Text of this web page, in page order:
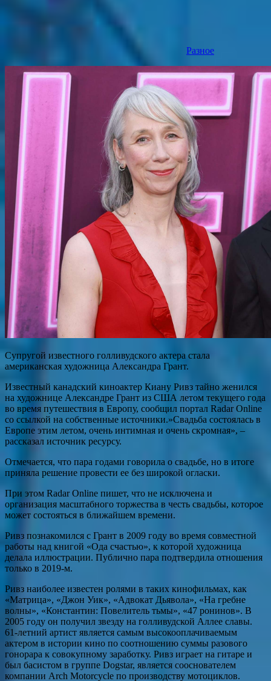
Разное
Супругой известного голливудского актера стала
американская художница Александра Грант.
Известный канадский киноактер Киану Ривз тайно женился
на художнице Александре Грант из США летом текущего года
во время путешествия в Европу, сообщил портал Radar Online
со ссылкой на собственные источники.»Свадьба состоялась в
Европе этим летом, очень интимная и очень скромная», –
рассказал источник ресурсу.
Отмечается, что пара годами говорила о свадьбе, но в итоге
приняла решение провести ее без широкой огласки.
При этом Radar Online пишет, что не исключена и
организация масштабного торжества в честь свадьбы, которое
может состояться в ближайшем времени.
Ривз познакомился с Грант в 2009 году во время совместной
работы над книгой «Ода счастью», к которой художница
делала иллюстрации. Публично пара подтвердила отношения
только в 2019-м.
Ривз наиболее известен ролями в таких кинофильмах, как
«Матрица», «Джон Уик», «Адвокат Дьявола», «На гребне
волны», «Константин: Повелитель тьмы», «47 ронинов». В
2005 году он получил звезду на голливудской Аллее славы.
61-летний артист является самым высокооплачиваемым
актером в истории кино по соотношению суммы разового
гонорара к совокупному заработку. Ривз играет на гитаре и
был басистом в группе Dogstar, является сооснователем
компании Arch Motorcycle по производству мотоциклов.